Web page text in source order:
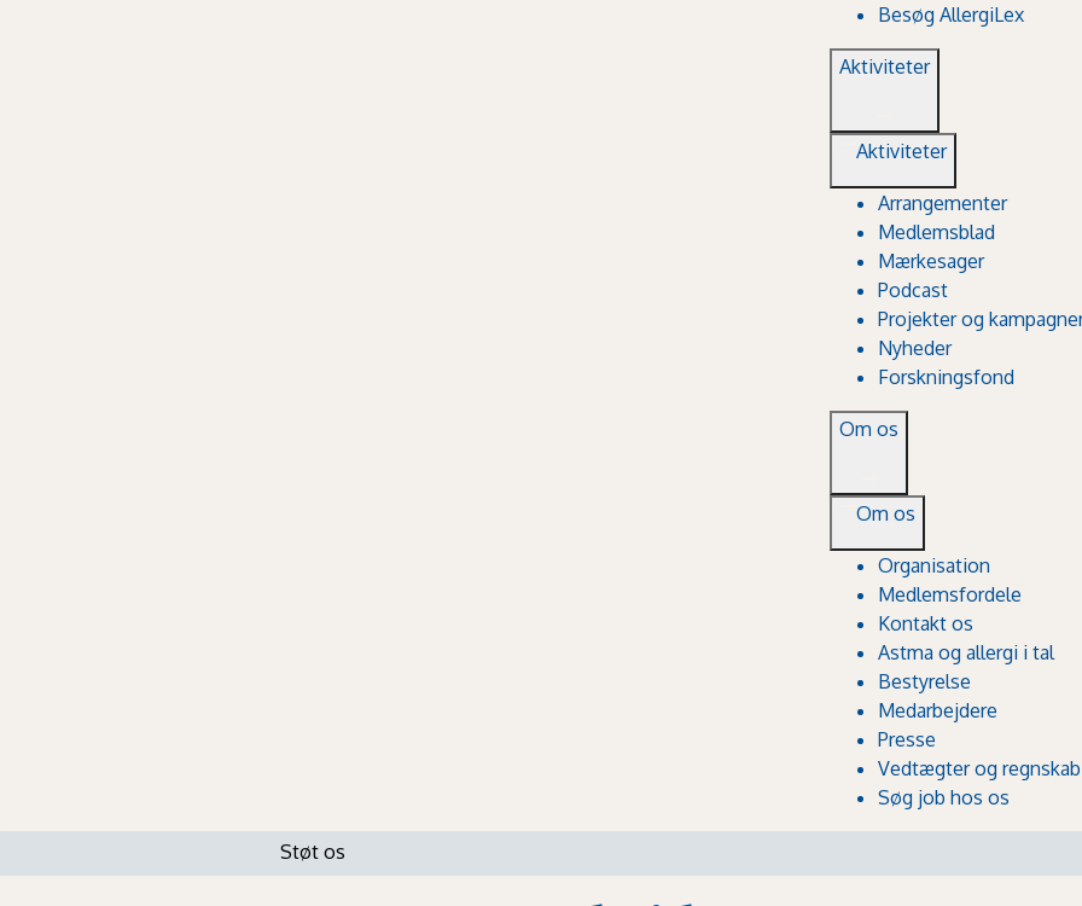
Besøg AllergiLex
Aktiviteter
Aktiviteter
Arrangementer
Medlemsblad
Mærkesager
Podcast
Projekter og
Nyheder
Forskningsfond
Om os
Om os
Organisation
Medlemsfordele
Kontakt os
Astma og allergi i tal
Bestyrelse
Medarbejdere
Presse
Vedtægter og regnskab
Søg job hos os
Støt os